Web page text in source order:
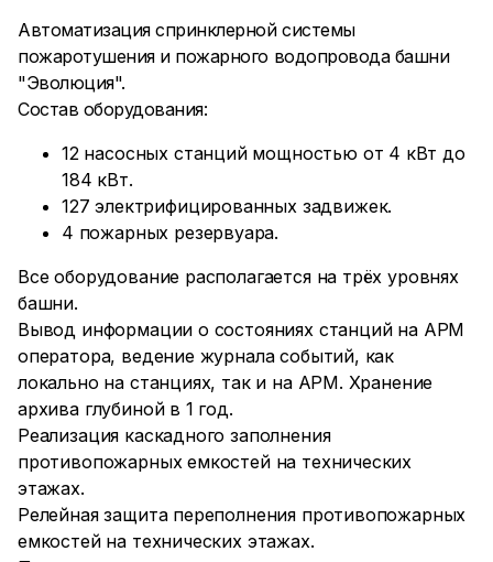
Автоматизация спринклерной системы
пожаротушения и пожарного водопровода башни
"Эволюция".
Состав оборудования:
12 насосных станций мощностью от 4 кВт до
184 кВт.
127 электрифицированных задвижек.
4 пожарных резервуара.
Все оборудование располагается на трёх уровнях
башни.
Вывод информации о состояниях станций на АРМ
оператора, ведение журнала событий, как
локально на станциях, так и на АРМ. Хранение
архива глубиной в 1 год.
Реализация каскадного заполнения
противопожарных емкостей на технических
этажах.
Релейная защита переполнения противопожарных
емкостей на технических этажах.